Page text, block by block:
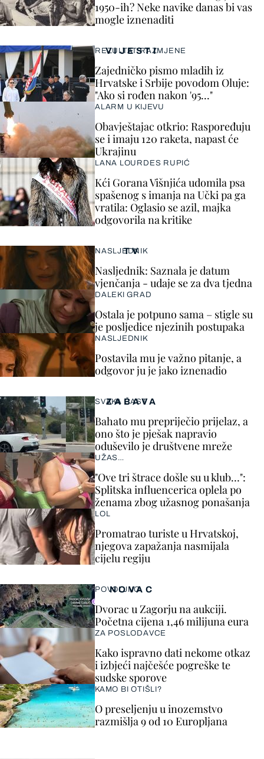
VIJESTI
REZULTAT RAZMJENE
Zajedničko pismo mladih iz
Hrvatske i Srbije povodom Oluje:
"Ako si rođen nakon '95..."
ALARM U KIJEVU
Obavještajac otkrio: Raspoređuju
se i imaju 120 raketa, napast će
Ukrajinu
LANA LOURDES RUPIĆ
Kći Gorana Višnjića udomila psa
spašenog s imanja na Učki pa ga
vratila: Oglasio se azil, majka
odgovorila na kritike
1950-ih? Neke navike danas bi vas
mogle iznenaditi
ZABAVA
SVAKA ČAST
Bahato mu prepriječio prijelaz, a
ono što je pješak napravio
oduševilo je društvene mreže
UŽAS…
"Ove tri štrace došle su u klub…":
Splitska influencerica oplela po
ženama zbog užasnog ponašanja
LOL
Promatrao turiste u Hrvatskoj,
njegova zapažanja nasmijala
cijelu regiju
TV
NASLJEDNIK
Nasljednik: Saznala je datum
vjenčanja - udaje se za dva tjedna
DALEKI GRAD
Ostala je potpuno sama – stigle su
je posljedice njezinih postupaka
NASLJEDNIK
Postavila mu je važno pitanje, a
odgovor ju je jako iznenadio
NOVAC
POVOLJNO
Dvorac u Zagorju na aukciji.
Početna cijena 1,46 milijuna eura
ZA POSLODAVCE
Kako ispravno dati nekome otkaz
i izbjeći najčešće pogreške te
sudske sporove
KAMO BI OTIŠLI?
O preseljenju u inozemstvo
razmišlja 9 od 10 Europljana